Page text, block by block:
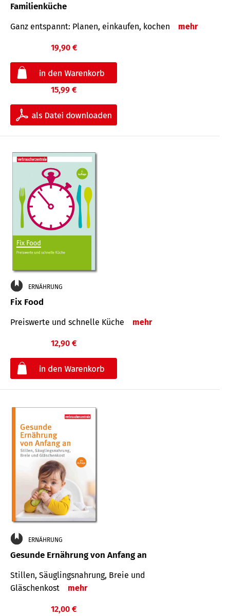
Familienküche
Ganz entspannt: Planen, einkaufen, kochen mehr
19,90 €
15,99 €
ERNÄHRUNG
Fix Food
Preiswerte und schnelle Küche mehr
12,90 €
ERNÄHRUNG
Gesunde Ernährung von Anfang an
Stillen, Säuglingsnahrung, Breie und
Gläschenkost
mehr
12,00 €